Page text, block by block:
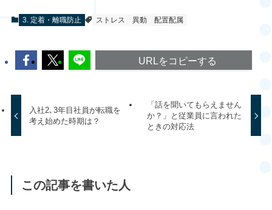
3. 定着・離職防止 ストレス 異動 配置配属
URLをコピーする
入社2､3年目社員が転職を
考え始めた時期は？
「話を聞いてもらえません
か？」と従業員に言われた
ときの対応法
この記事を書いた人